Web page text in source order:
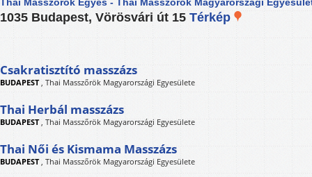
1035 Budapest, Vörösvári út 15 Térkép
Csakratisztító masszázs
BUDAPEST Thai Masszőrök Magyarországi Egyesülete
Thai Herbál masszázs
BUDAPEST Thai Masszőrök Magyarországi Egyesülete
Thai Női és Kismama Masszázs
BUDAPEST Thai Masszőrök Magyarországi Egyesülete